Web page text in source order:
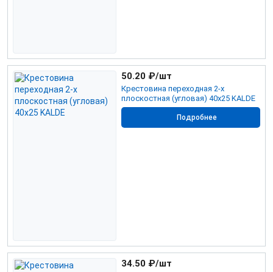
Крестовина переходная 2-х
плоскостная (угловая) 40х25 KALDE
50.20 ₽/шт
Подробнее
34.50 ₽/шт